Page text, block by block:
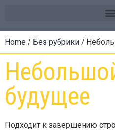
Home / Без рубрики /
будущее
Подходит к завершению